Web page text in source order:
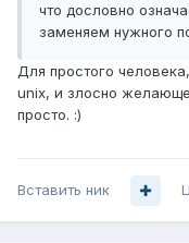
что дословно
заменяем нужного
Для простого
unix, и злосно
просто. :)
Вставить ник